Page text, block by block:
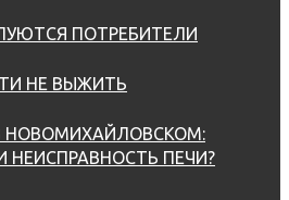
ПОТРЕБИТЕЛИ
НЕ ВЫЖИТЬ
НОВОМИХАЙЛОВСКОМ:
НЕИСПРАВНОСТЬ ПЕЧИ?